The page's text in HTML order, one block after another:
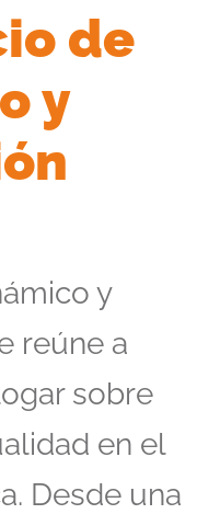
de
y
y
reúne a
sobre
en el
Desde una